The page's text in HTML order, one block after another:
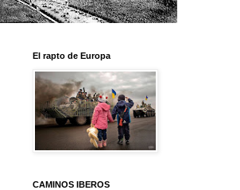
El rapto de Europa
CAMINOS IBEROS